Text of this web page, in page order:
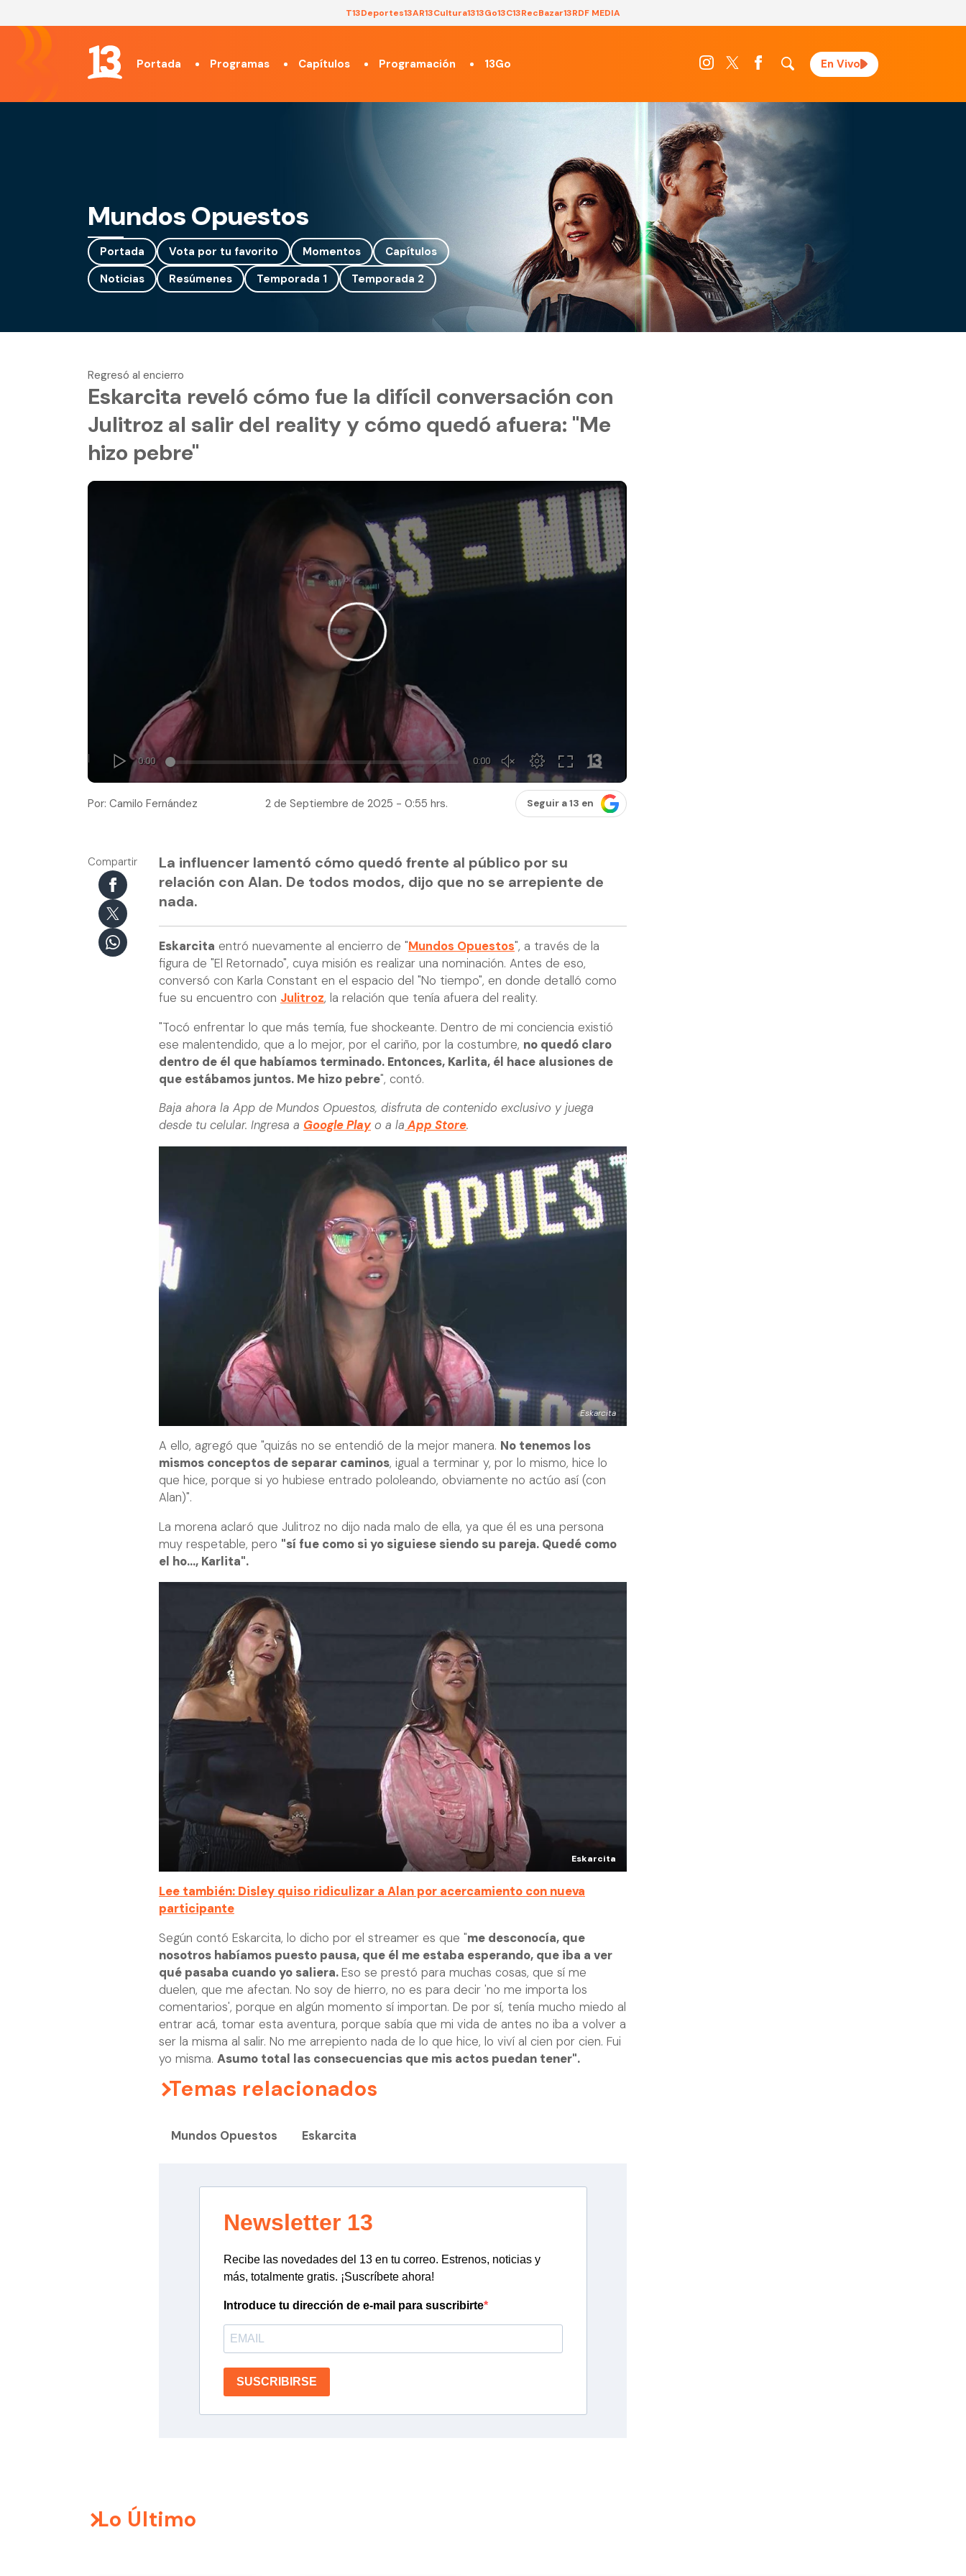
T13Deportes13AR13Cultura1313Go13C13RecBazar13RDF MEDIA
Portada Programas Capítulos Programación 13Go En Vivo
Mundos Opuestos
Portada Vota por tu favorito Momentos
Capítulos
Noticias
Resúmenes Temporada 1 Temporada 2
Regresó al encierro
Eskarcita reveló cómo fue la difícil conversación con
Julitroz al salir del reality y cómo quedó afuera: "Me
hizo pebre"
Por: Camilo Fernández 2 de Septiembre de 2025 - 0:55 hrs. Seguir a 13 en
Compartir
La influencer lamentó cómo quedó frente al público por su
relación con Alan. De todos modos, dijo que no se arrepiente de
nada.
Eskarcita entró nuevamente al encierro de "Mundos Opuestos", a través de la
figura de "El Retornado", cuya misión es realizar una nominación. Antes de eso,
conversó con Karla Constant en el espacio del "No tiempo", en donde detalló como
fue su encuentro con Julitroz, la relación que tenía afuera del reality.
"Tocó enfrentar lo que más temía, fue shockeante. Dentro de mi conciencia existió
ese malentendido, que a lo mejor, por el cariño, por la costumbre, no quedó claro
dentro de él que habíamos terminado. Entonces, Karlita, él hace alusiones de
que estábamos juntos. Me hizo pebre", contó.
Baja ahora la App de Mundos Opuestos, disfruta de contenido exclusivo y juega
desde tu celular. Ingresa a Google Playo a laApp Store.
Eskarcita
A ello, agregó que "quizás no se entendió de la mejor manera. No tenemos los
mismos conceptos de separar caminos, igual a terminar y, por lo mismo, hice lo
que hice, porque si yo hubiese entrado pololeando, obviamente no actúo así (con
Alan)".
La morena aclaró que Julitroz no dijo nada malo de ella, ya que él es una persona
muy respetable, pero "sí fue como si yo siguiese siendo su pareja. Quedé como
el ho..., Karlita".
Eskarcita
Lee también: Disley quiso ridiculizar a Alan por acercamiento con nueva
participante
Según contó Eskarcita, lo dicho por el streamer es que "me desconocía, que
nosotros habíamos puesto pausa, que él me estaba esperando, que iba a ver
qué pasaba cuando yo saliera.Eso se prestó para muchas cosas, que sí me
duelen, que me afectan. No soy de hierro, no es para decir 'no me importa los
comentarios', porque en algún momento sí importan. De por sí, tenía mucho miedo al
entrar acá, tomar esta aventura, porque sabía que mi vida de antes no iba a volver a
ser la misma al salir. No me arrepiento nada de lo que hice, lo viví al cien por cien. Fui
yo misma. Asumo total las consecuencias que mis actos puedan tener".
Temas relacionados
Mundos Opuestos Eskarcita
Newsletter 13
Recibe las novedades del 13 en tu correo. Estrenos, noticias y
más, totalmente gratis. ¡Suscríbete ahora!
Introduce tu dirección de e-mail para suscribirte
SUSCRIBIRSE
Lo Último